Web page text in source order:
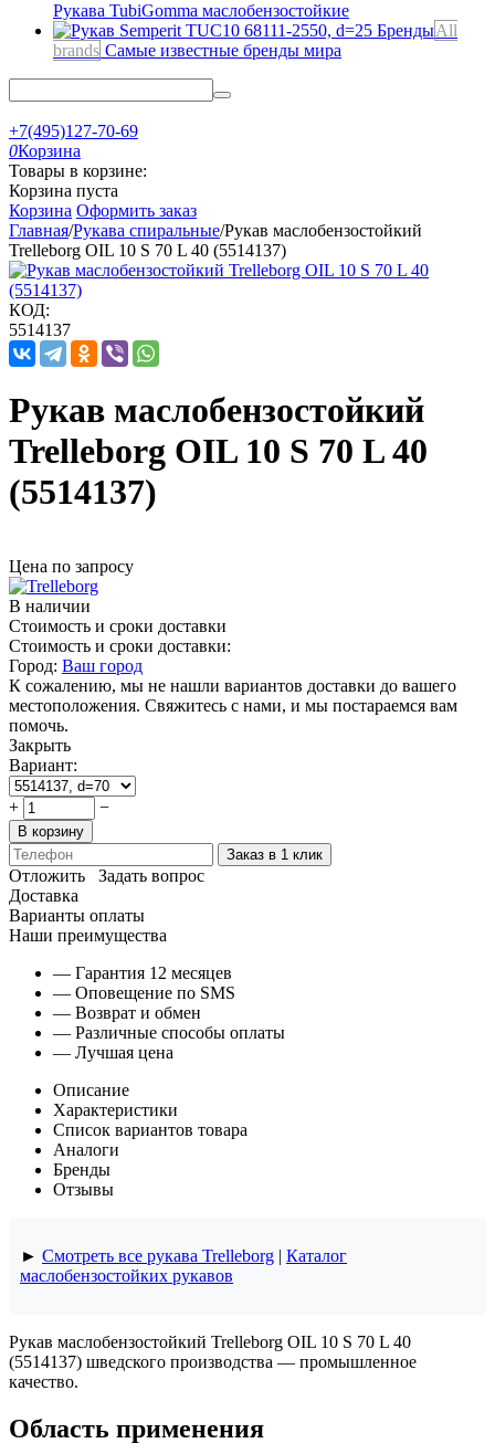
Рукава TubiGomma маслобензостойкие
БрендыAll
brands Самые известные бренды мира
+7(495)127-70-69
0Корзина
Товары в корзине:
Корзина пуста
Корзина Оформить заказ
Главная/Рукава спиральные/Рукав маслобензостойкий
Trelleborg OIL 10 S 70 L 40 (5514137)
КОД:
5514137
Рукав маслобензостойкий
Trelleborg OIL 10 S 70 L 40
(5514137)
Цена по запросу
В наличии
Стоимость и сроки доставки
Стоимость и сроки доставки:
Город: Ваш город
К сожалению, мы не нашли вариантов доставки до вашего
местоположения. Свяжитесь с нами, и мы постараемся вам
помочь.
Закрыть
Вариант:
+ −
В корзину
Заказ в 1 клик
Отложить
Задать вопрос
Доставка
Варианты оплаты
Наши преимущества
— Гарантия 12 месяцев
— Оповещение по SMS
— Возврат и обмен
— Различные способы оплаты
— Лучшая цена
Описание
Характеристики
Список вариантов товара
Аналоги
Бренды
Отзывы
► Смотреть все рукава Trelleborg | Каталог
маслобензостойких рукавов
Рукав маслобензостойкий Trelleborg OIL 10 S 70 L 40
(5514137) шведского производства — промышленное
качество.
Область применения